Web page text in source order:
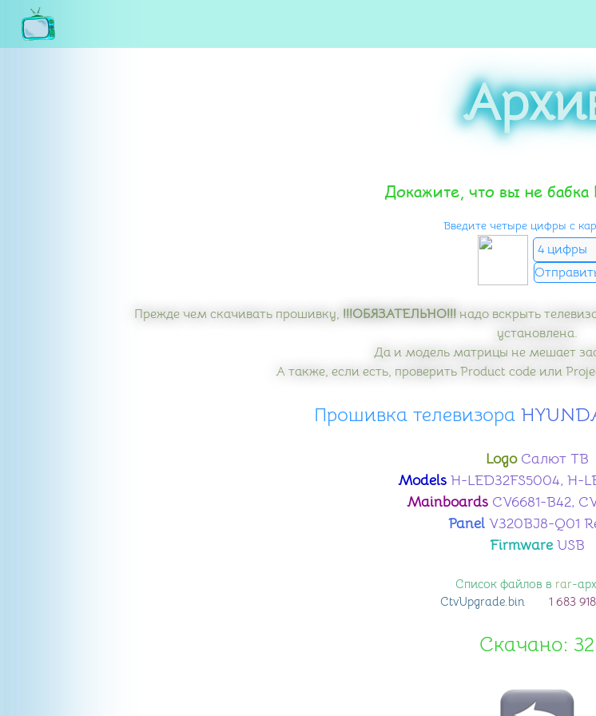
Докажите, что вы не бабка
Введите четыре цифры с
Прежде чем скачивать прошивку, !!!ОБЯЗАТЕЛЬНО!!! надо вскрыть
установлена.
Да и модель матрицы не мешает
А также, если есть, проверить Product code или
Прошивка телевизора
LogoСалют ТВ
ModelsH-LED32FS5004, H-
MainboardsCV6681-B42,
Panel V320BJ8-Q01
FirmwareUSB
Список файлов в rar-
CtvUpgrade .bin 1 683
Скачано: 32